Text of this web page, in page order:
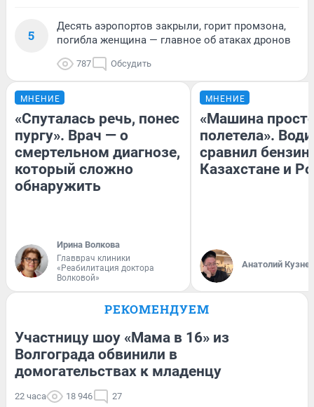
5
Десять аэропортов закрыли, горит промзона,
погибла женщина — главное об атаках дронов
787 Обсудить
МНЕНИЕ
«Спуталась речь, понес
пургу». Врач — о
смертельном диагнозе,
который сложно
обнаружить
Ирина Волкова
Главврач клиники
«Реабилитация доктора
Волковой»
МНЕНИЕ
«Машина
полетела».
сравнил бензин
Казахстане и
Анатолий
РЕКОМЕНДУЕМ
Участницу шоу «Мама в 16» из
Волгограда обвинили в
домогательствах к младенцу
22 часа 18 946 27